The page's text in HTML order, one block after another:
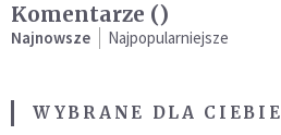
Komentarze ()
Najnowsze Najpopularniejsze
WYBRANE DLA CIEBIE